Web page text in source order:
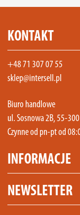
KONTAKT
+48 71 307 07 55
sklep@intersell.pl
Biuro handlowe
ul. Sosnowa 2B, 55-
Czynne od pn-pt od
INFORMACJE
NEWSLETTER